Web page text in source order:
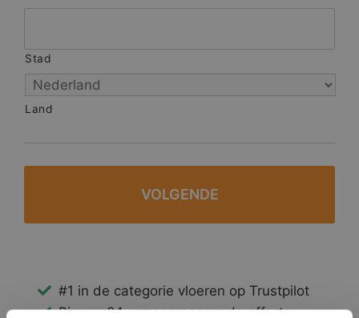
Stad
Land
#1 in de categorie vloeren op Trustpilot
Binnen 24 uur een passende offerte